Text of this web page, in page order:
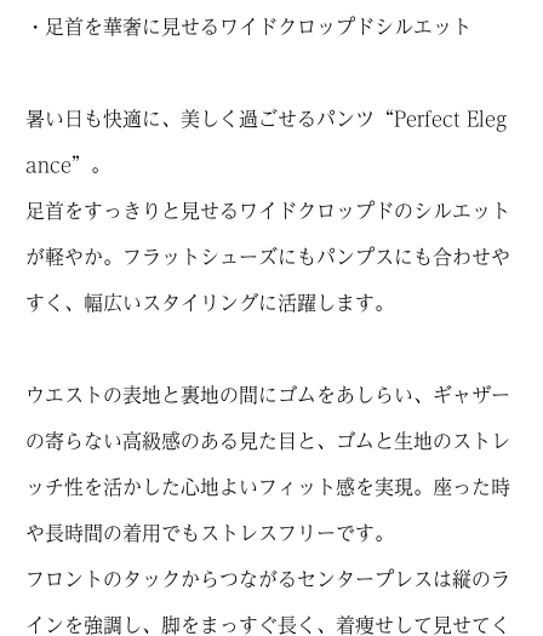
・足首を華奢に見せるワイドクロップドシルエット
暑い日も快適に、美しく過ごせるパンツ“Perfect Eleg
ance”。
足首をすっきりと見せるワイドクロップドのシルエット
が軽やか。フラットシューズにもパンプスにも合わせや
すく、幅広いスタイリングに活躍します。
ウエストの表地と裏地の間にゴムをあしらい、ギャザー
の寄らない高級感のある見た目と、ゴムと生地のストレ
ッチ性を活かした心地よいフィット感を実現。座った時
や長時間の着用でもストレスフリーです。
フロントのタックからつながるセンタープレスは縦のラ
インを強調し、脚をまっすぐ長く、着痩せして見せてく